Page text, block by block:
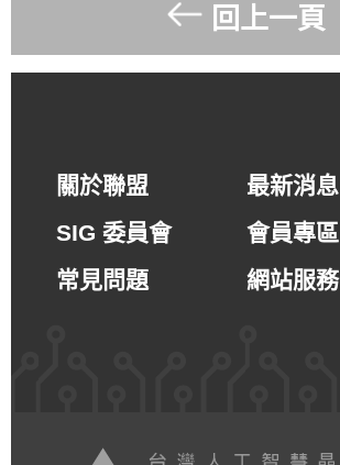
回上一頁
關於聯盟
最新消息
SIG 委員會
會員專區
常見問題
網站服務